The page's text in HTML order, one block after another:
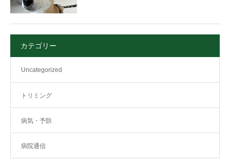
カテゴリー
Uncategorized
トリミング
病気・予防
病院通信